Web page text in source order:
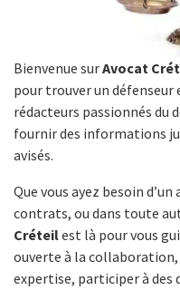
Bienvenue surAvocat
pour trouver un défenseur
rédacteurs passionnés du
fournir des informations
avisés.
Que vous ayez besoin
contrats, ou dans toute
Créteilest là pour vous
ouverte à la
expertise, participer à des